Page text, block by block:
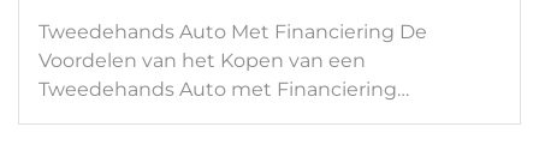
Tweedehands Auto Met Financiering De
Voordelen van het Kopen van een
Tweedehands Auto met Financiering…